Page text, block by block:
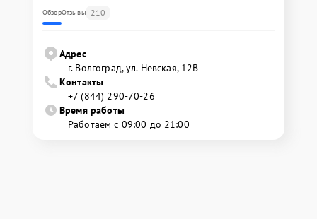
ОбзорОтзывы 210
Адрес
г. Волгоград, ул. Невская, 12В
Контакты
+7 (844) 290-70-26
Время работы
Работаем с 09:00 до 21:00